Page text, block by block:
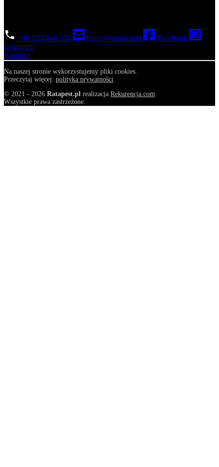
+48 533 644 334 biuro@ratapest.pl
Facebook
Instagram
Kontakt
Na naszej stronie wykorzystujemy pliki cookies.
Przeczytaj więcej: polityka prywatności
© 2021 - 2026 Ratapest.pl realizacja Rekurencja.com
Wszystkie prawa zastrzeżone.